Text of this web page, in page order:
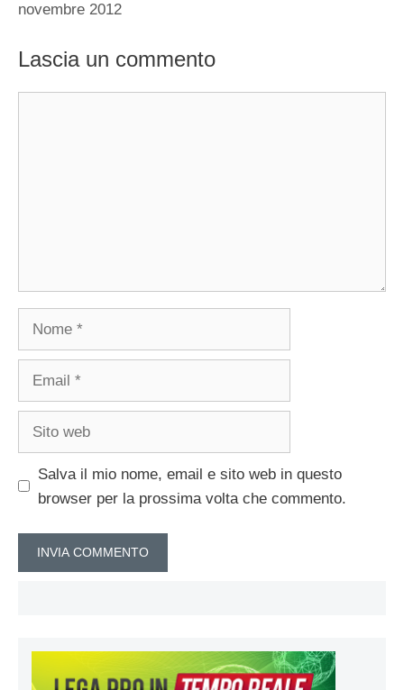
novembre 2012
Lascia un commento
Nome
Email
Sito
Salva il mio nome, email e sito web in questo
browser per la prossima volta che commento.